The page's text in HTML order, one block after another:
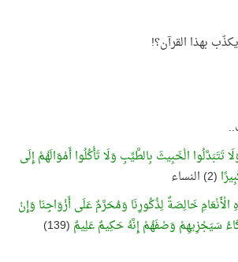
بهذا القرآن؟!
تَتَبَدَّلُوا الْخَبِيثَ بِالطَّيِّبِ وَلَا تَأْكُلُوا أَمْوَالَهُمْ إِلَى
(2) النساء
خَالِصَةٌ لِذُكُورِنَا وَمُحَرَّمٌ عَلَى أَزْوَاجِنَا وَإِنْ
سَيَجْزِيهِمْ وَصْفَهُمْ إِنَّهُ حَكِيمٌ عَلِيمٌ
(139)